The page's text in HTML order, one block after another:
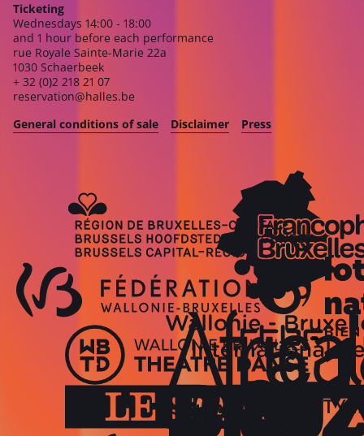
Ticketing
Wednesdays 14:00 - 18:00
and 1 hour before each performance
rue Royale Sainte-Marie 22a
1030 Schaerbeek
+ 32 (0)2 218 21 07
reservation@halles.be
General conditions of sale
Disclaimer Press